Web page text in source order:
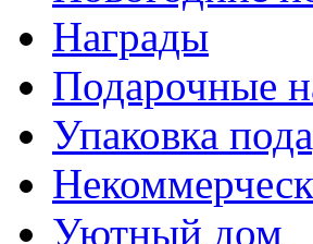
Награды
Подарочные
Упаковка
Уютный дом